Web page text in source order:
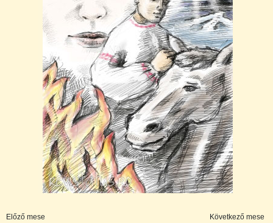
Előző mese
Következő mese